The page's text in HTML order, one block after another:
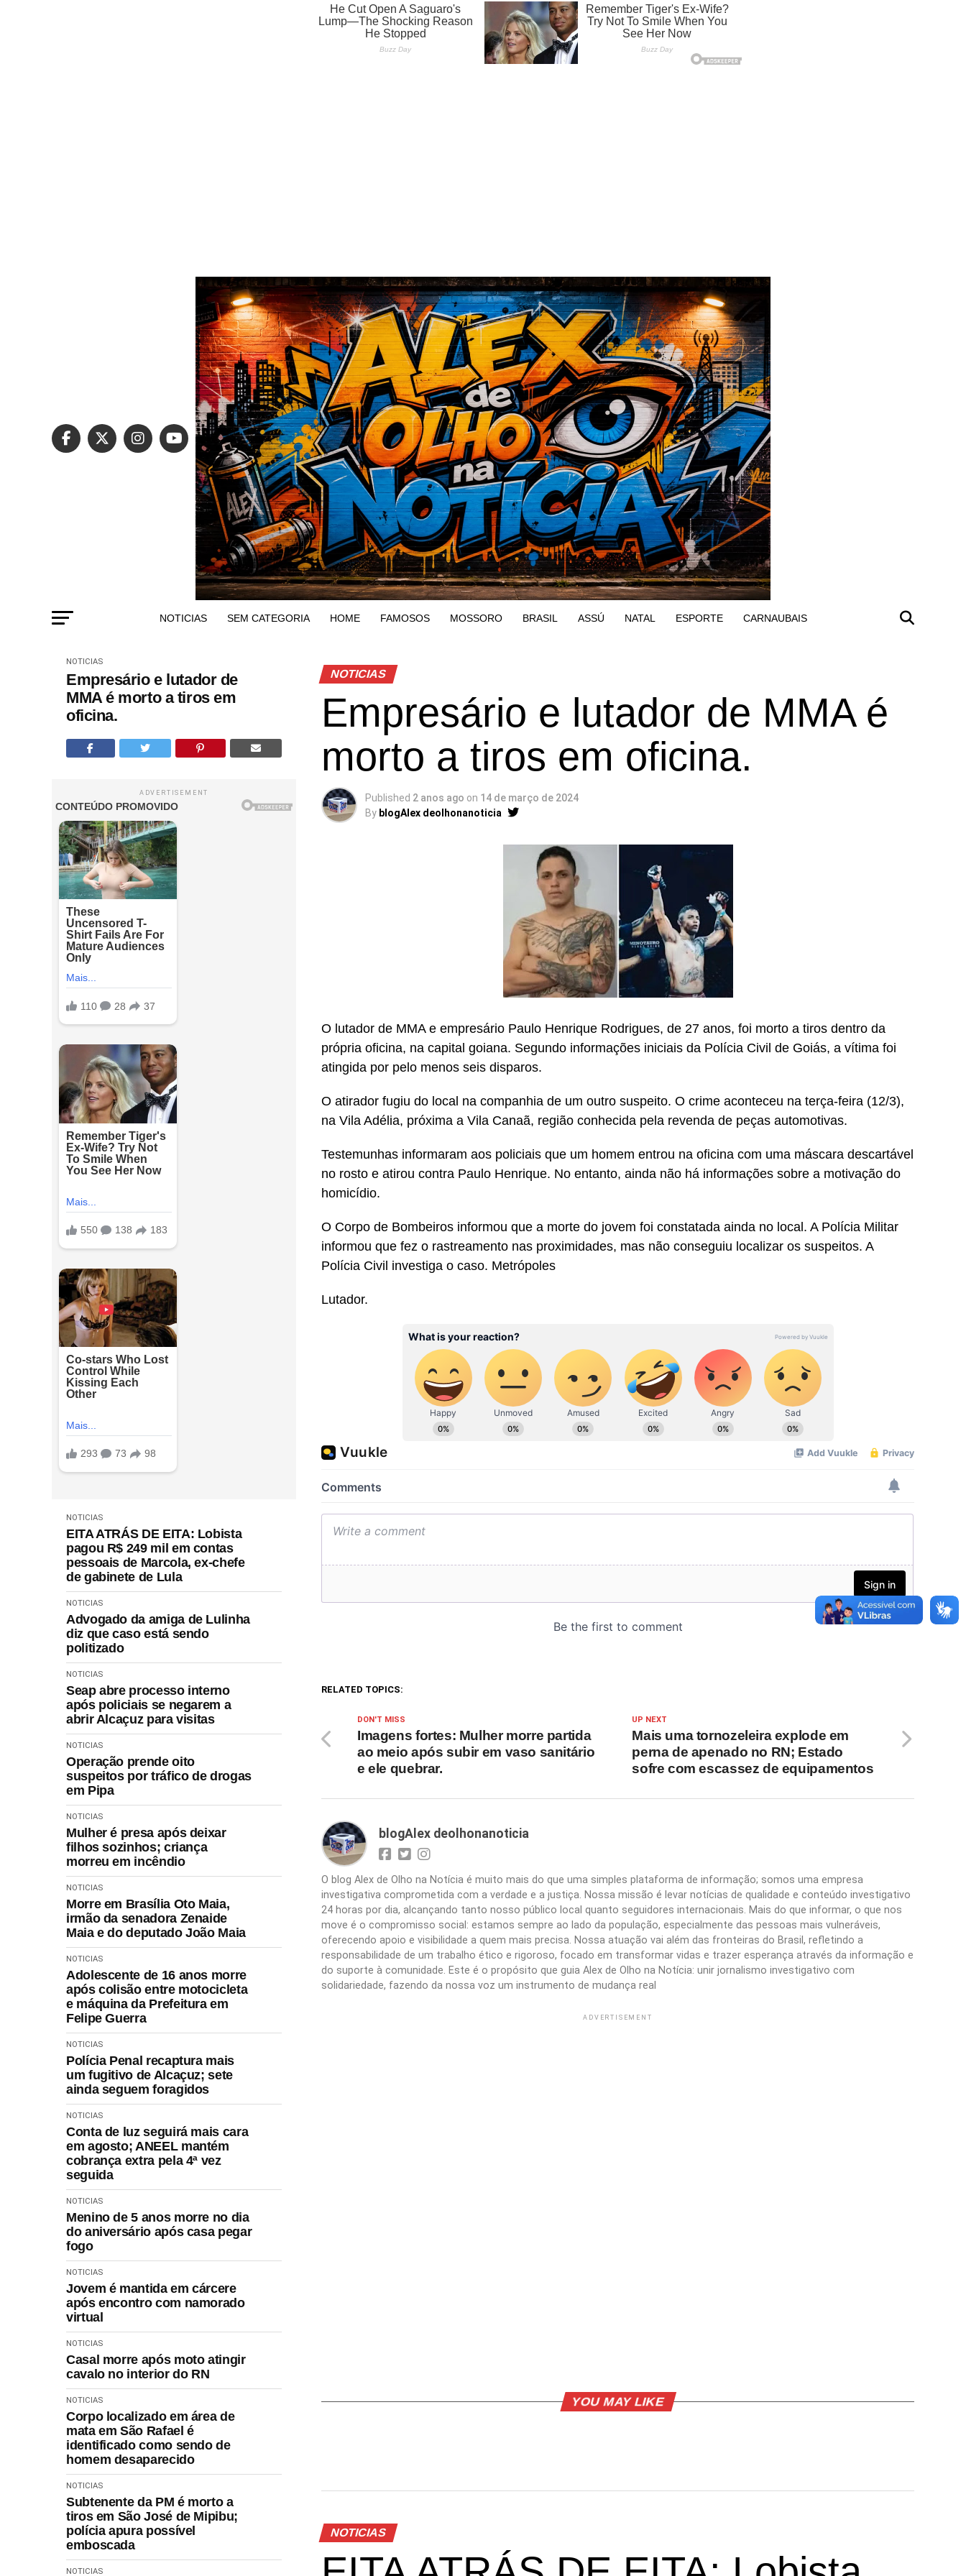
NOTICIAS SEM CATEGORIA HOME FAMOSOS MOSSORO BRASIL ASSÚ NATAL ESPORTE CARNAUBAIS
NOTICIAS
Empresário e lutador de
MMA é morto a tiros em
oficina.
ADVERTISEMENT
NOTICIAS
EITA ATRÁS DE EITA: Lobista
pagou R$ 249 mil em contas
pessoais de Marcola, ex-chefe
de gabinete de Lula
NOTICIAS
Advogado da amiga de Lulinha
diz que caso está sendo
politizado
NOTICIAS
Seap abre processo interno
após policiais se negarem a
abrir Alcaçuz para visitas
NOTICIAS
Operação prende oito
suspeitos por tráfico de drogas
em Pipa
NOTICIAS
Mulher é presa após deixar
filhos sozinhos; criança
morreu em incêndio
NOTICIAS
Morre em Brasília Oto Maia,
irmão da senadora Zenaide
Maia e do deputado João Maia
NOTICIAS
Adolescente de 16 anos morre
após colisão entre motocicleta
e máquina da Prefeitura em
Felipe Guerra
NOTICIAS
Polícia Penal recaptura mais
um fugitivo de Alcaçuz; sete
ainda seguem foragidos
NOTICIAS
Conta de luz seguirá mais cara
em agosto; ANEEL mantém
cobrança extra pela 4ª vez
seguida
NOTICIAS
Menino de 5 anos morre no dia
do aniversário após casa pegar
fogo
NOTICIAS
Jovem é mantida em cárcere
após encontro com namorado
virtual
NOTICIAS
Casal morre após moto atingir
cavalo no interior do RN
NOTICIAS
Corpo localizado em área de
mata em São Rafael é
identificado como sendo de
homem desaparecido
NOTICIAS
Subtenente da PM é morto a
tiros em São José de Mipibu;
polícia apura possível
emboscada
NOTICIAS
NOTICIAS
Empresário e lutador de MMA é
morto a tiros em oficina.
Published 2 anos ago on 14 de março de 2024
By blogAlex deolhonanoticia
O lutador de MMA e empresário Paulo Henrique Rodrigues, de 27 anos, foi morto a tiros dentro da
própria oficina, na capital goiana. Segundo informações iniciais da Polícia Civil de Goiás, a vítima foi
atingida por pelo menos seis disparos.
O atirador fugiu do local na companhia de um outro suspeito. O crime aconteceu na terça-feira (12/3),
na Vila Adélia, próxima a Vila Canaã, região conhecida pela revenda de peças automotivas.
Testemunhas informaram aos policiais que um homem entrou na oficina com uma máscara descartável
no rosto e atirou contra Paulo Henrique. No entanto, ainda não há informações sobre a motivação do
homicídio.
O Corpo de Bombeiros informou que a morte do jovem foi constatada ainda no local. A Polícia Militar
informou que fez o rastreamento nas proximidades, mas não conseguiu localizar os suspeitos. A
Polícia Civil investiga o caso. Metrópoles
Lutador.
RELATED TOPICS:
UP NEXT
Mais uma tornozeleira explode em
perna de apenado no RN; Estado
sofre com escassez de equipamentos
DON'T MISS
Imagens fortes: Mulher morre partida
ao meio após subir em vaso sanitário
e ele quebrar.
blogAlex deolhonanoticia
O blog Alex de Olho na Notícia é muito mais do que uma simples plataforma de informação; somos uma empresa
investigativa comprometida com a verdade e a justiça. Nossa missão é levar notícias de qualidade e conteúdo investigativo
24 horas por dia, alcançando tanto nosso público local quanto seguidores internacionais. Mais do que informar, o que nos
move é o compromisso social: estamos sempre ao lado da população, especialmente das pessoas mais vulneráveis,
oferecendo apoio e visibilidade a quem mais precisa. Nossa atuação vai além das fronteiras do Brasil, refletindo a
responsabilidade de um trabalho ético e rigoroso, focado em transformar vidas e trazer esperança através da informação e
do suporte à comunidade. Este é o propósito que guia Alex de Olho na Notícia: unir jornalismo investigativo com
solidariedade, fazendo da nossa voz um instrumento de mudança real
ADVERTISEMENT
YOU MAY LIKE
NOTICIAS